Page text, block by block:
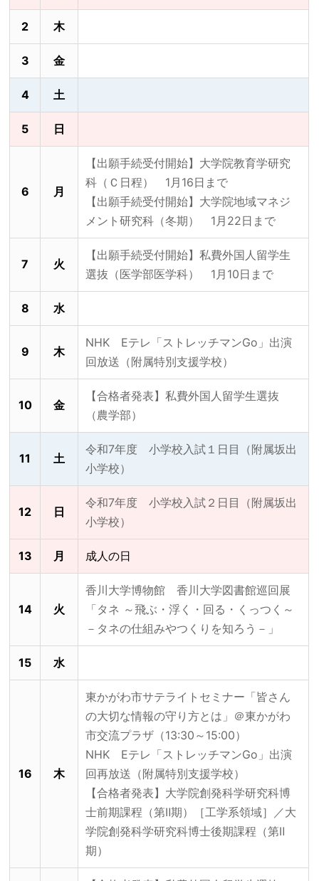
2 木
3 金
4 土
5 日
6 月
【出願手続受付開始】大学院教育学研究
科（Ｃ日程） 1月16日まで
【出願手続受付開始】大学院地域マネジ
メント研究科（冬期） 1月22日まで
7 火
【出願手続受付開始】私費外国人留学生
選抜（医学部医学科） 1月10日まで
8 水
9 木
NHK Eテレ「ストレッチマンGo」出演
回放送（附属特別支援学校）
10 金
【合格者発表】私費外国人留学生選抜
（農学部）
11 土
令和7年度 小学校入試１日目（附属坂出
小学校）
12 日
令和7年度 小学校入試２日目（附属坂出
小学校）
13 月 成人の日
14 火
香川大学博物館 香川大学図書館巡回展
「タネ ～飛ぶ・浮く・回る・くっつく～
－タネの仕組みやつくりを知ろう－」
15 水
16 木
東かがわ市サテライトセミナー「皆さん
の大切な情報の守り方とは」＠東かがわ
市交流プラザ（13:30～15:00）
NHK Eテレ「ストレッチマンGo」出演
回再放送（附属特別支援学校）
【合格者発表】大学院創発科学研究科博
士前期課程（第Ⅱ期）［工学系領域］／大
学院創発科学研究科博士後期課程（第Ⅱ
期）